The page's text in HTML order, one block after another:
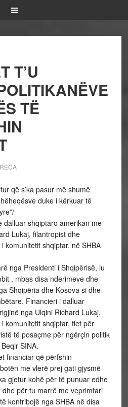
T’U
TË
që s’ka pasur më shumë
duke i kërkuar të
dalluar shqiptaro amerikan me
Lukaj, filantropist dhe
komunitetit shqiptar, në SHBA
nga Presidenti i Shqipërisë, iu
, mbas disa nderimeve dhe
Shqipëria dhe Kosova si dhe
Financieri i dalluar
nga Ulqini Richard Lukaj,
komunitetit shqiptar, flet për
të posaçme për ngërçin politik
SINA.
financiar që përfshin
me vlerë prej gati gjysmë
gjetur kohë për të punuar edhe
për tu marrë me veprimtari
kontribojë nga SHBA në disa